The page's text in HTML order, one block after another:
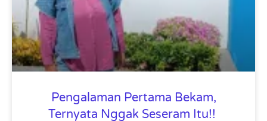
Pengalaman Pertama Bekam,
Ternyata Nggak Seseram Itu!!